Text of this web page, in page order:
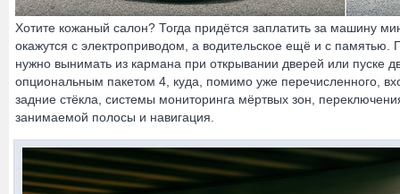
Хотите кожаный салон? Тогда придётся заплатить за машину
окажутся с электроприводом, а водительское ещё и с
нужно вынимать из кармана при открывании дверей или пуске
опциональным пакетом 4, куда, помимо уже перечисленного,
задние стёкла, системы мониторинга мёртвых зон,
занимаемой полосы и навигация.